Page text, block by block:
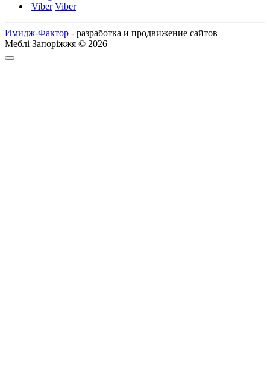
Viber Viber
Имидж-Фактор - разработка и продвижение сайтов
Меблі Запоріжжя © 2026